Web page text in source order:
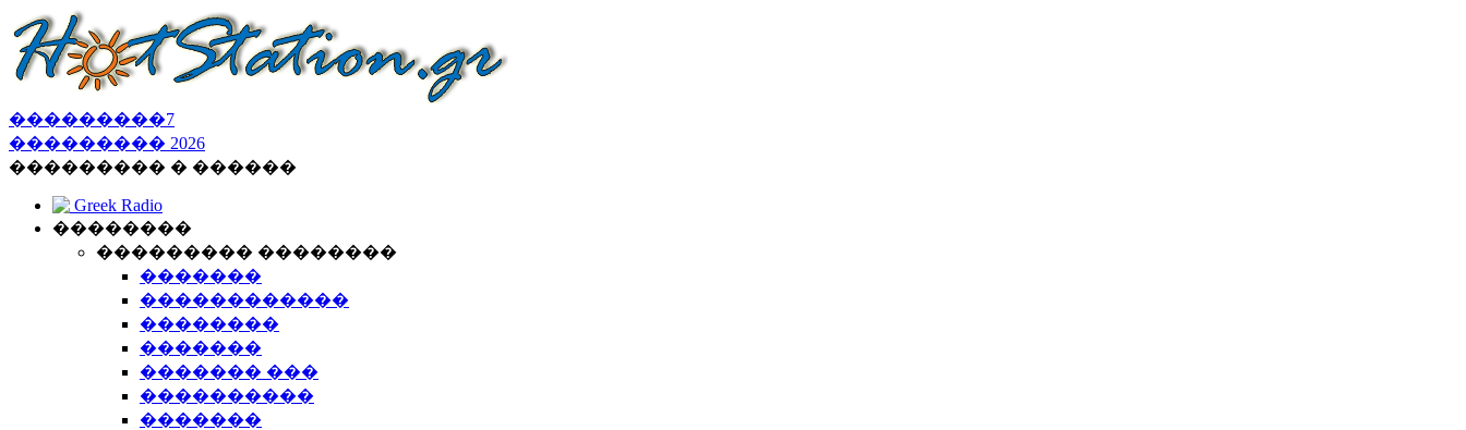
���������7
��������� 2026
��������� � ������
Greek Radio
��������
��������� ��������
�������
������������
��������
�������
������� ���
����������
�������